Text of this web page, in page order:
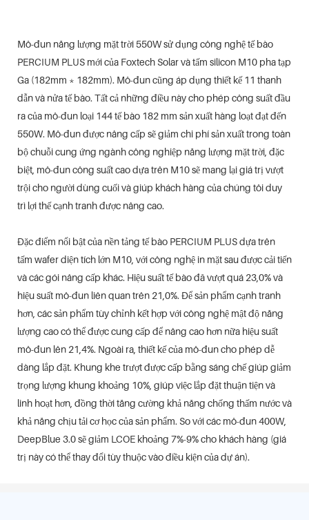
Mô-đun năng lượng mặt trời 550W sử dụng công nghệ tế bào
PERCIUM PLUS mới của Foxtech Solar và tấm silicon M10 pha tạp
Ga (182mm * 182mm). Mô-đun cũng áp dụng thiết kế 11 thanh
dẫn và nửa tế bào. Tất cả những điều này cho phép công suất đầu
ra của mô-đun loại 144 tế bào 182 mm sản xuất hàng loạt đạt đến
550W. Mô-đun được nâng cấp sẽ giảm chi phí sản xuất trong toàn
bộ chuỗi cung ứng ngành công nghiệp năng lượng mặt trời, đặc
biệt, mô-đun công suất cao dựa trên M10 sẽ mang lại giá trị vượt
trội cho người dùng cuối và giúp khách hàng của chúng tôi duy
trì lợi thế cạnh tranh được nâng cao.
Đặc điểm nổi bật của nền tảng tế bào PERCIUM PLUS dựa trên
tấm wafer diện tích lớn M10, với công nghệ in mặt sau được cải tiến
và các gói nâng cấp khác. Hiệu suất tế bào đã vượt quá 23,0% và
hiệu suất mô-đun liên quan trên 21,0%. Để sản phẩm cạnh tranh
hơn, các sản phẩm tùy chỉnh kết hợp với công nghệ mật độ năng
lượng cao có thể được cung cấp để nâng cao hơn nữa hiệu suất
mô-đun lên 21,4%. Ngoài ra, thiết kế của mô-đun cho phép dễ
dàng lắp đặt. Khung khe trượt được cấp bằng sáng chế giúp giảm
trọng lượng khung khoảng 10%, giúp việc lắp đặt thuận tiện và
linh hoạt hơn, đồng thời tăng cường khả năng chống thấm nước và
khả năng chịu tải cơ học của sản phẩm. So với các mô-đun 400W,
DeepBlue 3.0 sẽ giảm LCOE khoảng 7%-9% cho khách hàng (giá
trị này có thể thay đổi tùy thuộc vào điều kiện của dự án).